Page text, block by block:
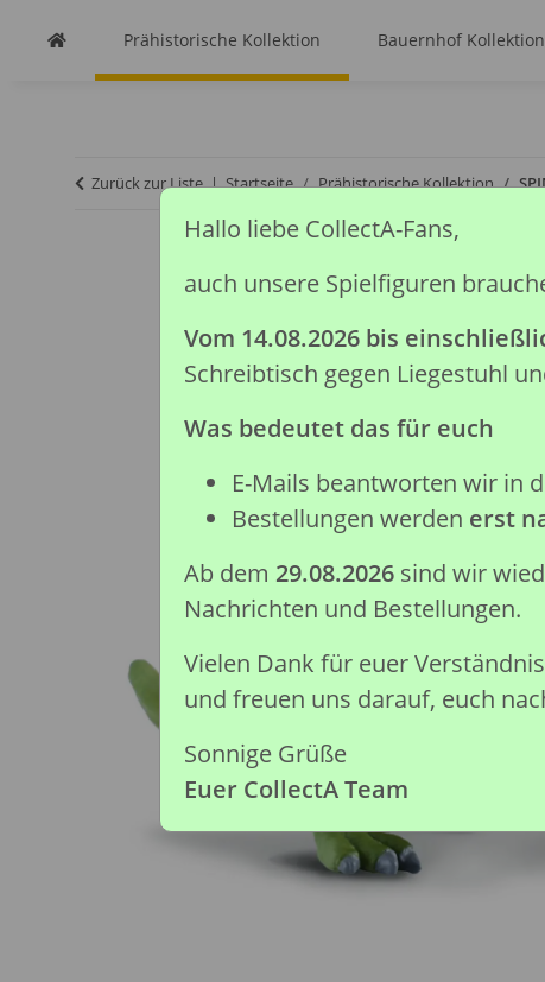
Prähistorische Kollektion Bauernhof Kollektion
Zurück zur Liste Startseite Prähistorische Kollektion
Hallo liebe CollectA-Fans,
auch unsere Spielfiguren
Vom 14.08.2026 bis
Schreibtisch gegen Liegestuhl
Was bedeutet das für euch
E-Mails beantworten wir in
Bestellungen werden erst
Ab dem 29.08.2026 sind wir
Nachrichten und Bestellungen.
Vielen Dank für euer
und freuen uns darauf, euch
Sonnige Grüße
Euer CollectA Team